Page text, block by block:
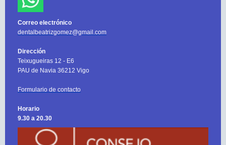
Correo electrónico
dentalbeatrizgomez@gmail.com
Dirección
Teixugueiras 12 - E6
PAU de Navia 36212 Vigo
Formulario de contacto
Horario
9.30 a 20.30